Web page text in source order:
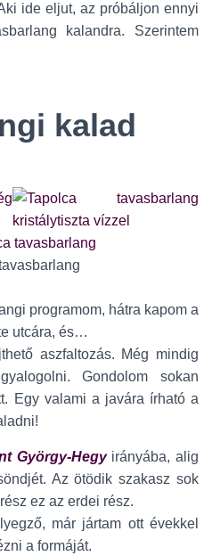
ide eljut, az próbáljon ennyi
kalandra. Szerintem
kalad
programom, hátra kapom a
utcára, és…
aszfaltozás. Még mindig
Gondolom sokan
Egy valami a javára írható a
György-Hegyirányába, alig
Az ötödik szakasz sok
ez az erdei rész.
már jártam ott évekkel
a formáját.